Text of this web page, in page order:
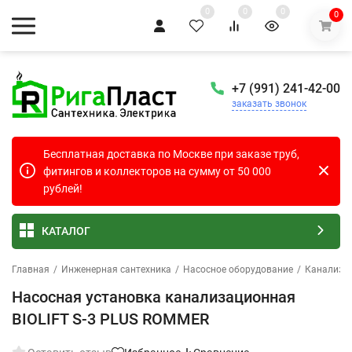
0 0 0 0
+7 (991) 241-42-00
заказать звонок
Бесплатная доставка по Москве при заказе труб,
фитингов и коллекторов на сумму от 50 000
рублей!
КАТАЛОГ
Главная / Инженерная сантехника / Насосное оборудование /
Насосная установка канализационная
BIOLIFT S-3 PLUS ROMMER